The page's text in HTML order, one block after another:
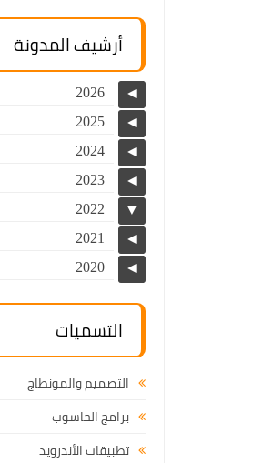
أرشيف المدونة
◄
2026
◄
2025
◄
2024
◄
2023
▼
2022
◄
2021
◄
2020
التسميات
التصميم والمونطاج
برامج الحاسوب
تطبيقات الأندرويد